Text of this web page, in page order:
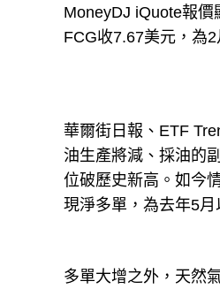
MoneyDJ iQuote報
FCG收7.67美元，為
華爾街日報、ETF
油生產將減、採油的
位破歷史新高。如今
現淨多單，為去年5
多單大增之外，天然